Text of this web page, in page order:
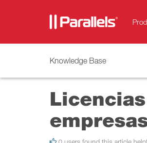
Knowledge Base